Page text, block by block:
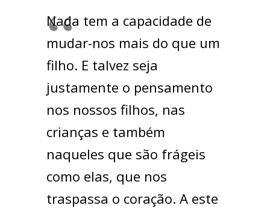
Nada tem a capacidade de
mudar-nos mais do que um
filho. E talvez seja
justamente o pensamento
nos nossos filhos, nas
crianças e também
naqueles que são frágeis
como elas, que nos
traspassa o coração. A este